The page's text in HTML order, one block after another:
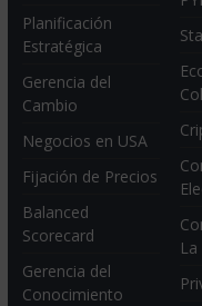
Planificación
Estratégica
Gerencia del
Cambio
Negocios en USA
Fijación de Precios
Balanced
Scorecard
Gerencia del
Conocimiento